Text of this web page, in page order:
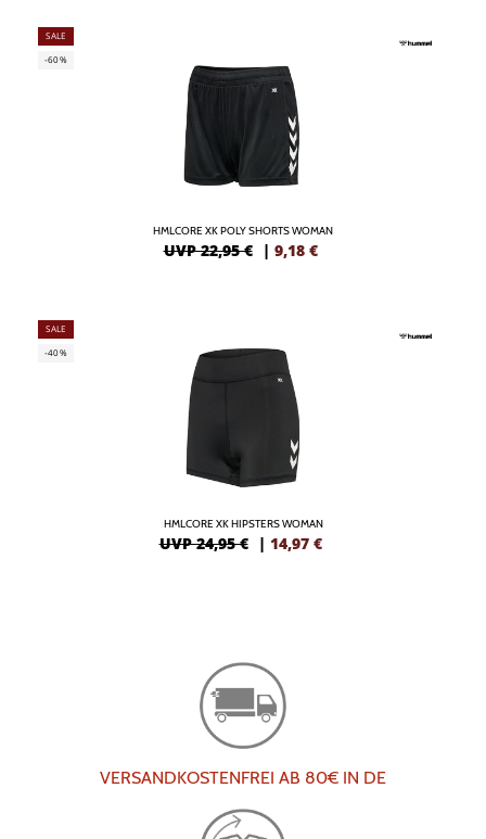
SALE
-60%
HMLCORE XK POLY SHORTS WOMAN
UVP 22,95 € | 9,18 €
SALE
-40%
HMLCORE XK HIPSTERS WOMAN
UVP 24,95 € | 14,97 €
VERSANDKOSTENFREI AB 80€ IN DE